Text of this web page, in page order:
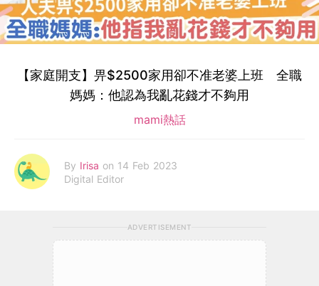
【家庭開支】畀$2500家用卻不准老婆上班 全職
媽媽：他認為我亂花錢才不夠用
mami熱話
By Irisa on 14 Feb 2023
Digital Editor
ADVERTISEMENT